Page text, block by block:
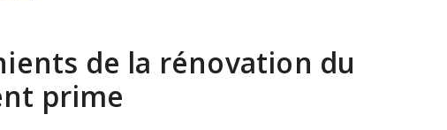
de la rénovation du
prime